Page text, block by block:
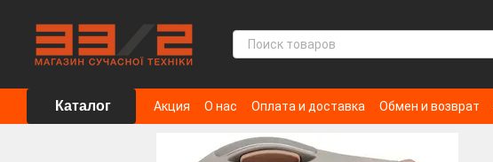
Каталог Акция О нас Оплата и доставка Обмен и возврат